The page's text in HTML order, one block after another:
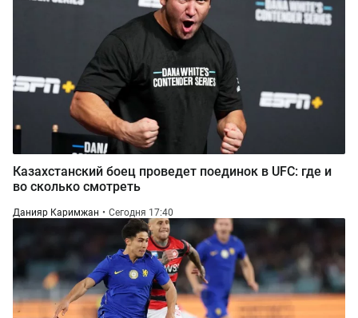
Казахстанский боец проведет поединок в UFC: где и
во сколько смотреть
Данияр Каримжан Сегодня 17:40